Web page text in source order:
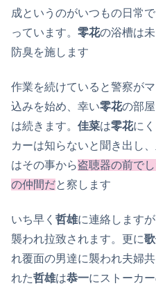
成というのがいつもの日常
っています。 零花の浴槽は
防臭を施します
作業を続けていると警察が
込みを始め、幸い零花の部
は続きます。 佳菜は零花にく
カーは知らないと聞き出し、
はその事から盗聴器の前で
の仲間だと察します
いち早く 哲雄に連絡します
襲われ拉致されます。更に
れ覆面の男達に襲われ夫婦
れた哲雄は恭一にストーカ